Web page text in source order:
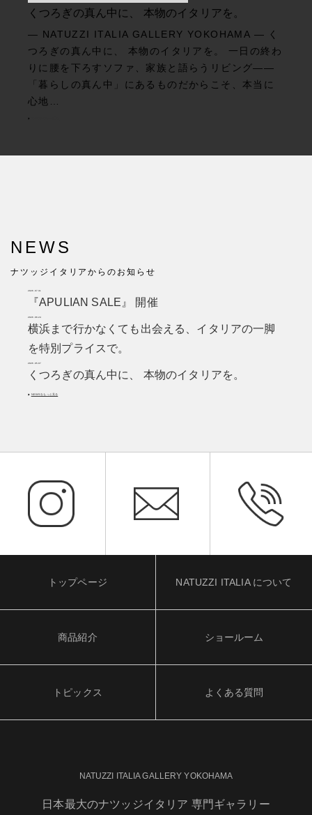
くつろぎの真ん中に、 本物のイタリアを。
— NATUZZI ITALIA GALLERY YOKOHAMA — く
つろぎの真ん中に、 本物のイタリアを。 一日の終わ
りに腰を下ろすソファ、家族と語らうリビング——
「暮らしの真ん中」にあるものだからこそ、本当に
心地…
NEWS
ナツッジイタリアからのお知らせ
2026.07.31
『APULIAN SALE』 開催
2026.06.24
横浜まで行かなくても出会える、イタリアの一脚
を特別プライスで。
2026.05.07
くつろぎの真ん中に、 本物のイタリアを。
NEWSをもっと見る
トップページ NATUZZI ITALIA について
商品紹介 ショールーム
トピックス よくある質問
NATUZZI ITALIA GALLERY YOKOHAMA
日本最大のナツッジイタリア 専門ギャラリー